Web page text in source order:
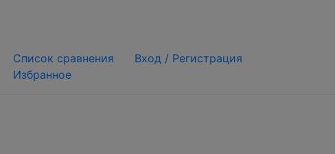
Список сравнения
Избранное
Вход / Регистрация